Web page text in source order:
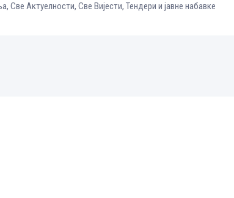
, Све Aктуелности, Све Вијести, Тендери и јавне набавке